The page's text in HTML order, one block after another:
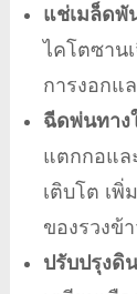
แช่เมล็ดพั
ไคโตซาน
การงอกแ
ฉีดพ่นทาง
แตกกอแล
เติบโต เ
ของรวงข้
ปรับปรุงดิ